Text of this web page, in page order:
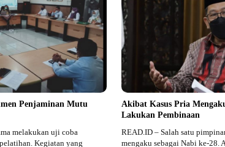
Penjaminan Mutu
melakukan uji coba
Kegiatan yang
Akibat Kasus Pria
Lakukan Pembinaan
READ.ID – Salah satu
mengaku sebagai Nabi ke-